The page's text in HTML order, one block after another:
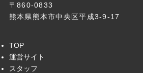
〒860-0833
熊本県熊本市中央区平成3-9-17
TOP
運営サイト
スタッフ